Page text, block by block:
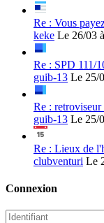
Re : Vous
keke Le 26/03
Re : SPD 111/
guib-13 Le 25/
Re :
guib-13 Le 25/
Re : Lieux de
clubventuri Le
Connexion